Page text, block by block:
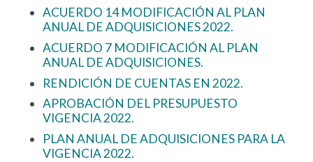
ACUERDO 14 MODIFICACIÓN AL PLAN
ANUAL DE ADQUISICIONES 2022.
ACUERDO 7 MODIFICACIÓN AL PLAN
ANUAL DE ADQUISICIONES.
RENDICIÓN DE CUENTAS EN 2022.
APROBACIÓN DEL PRESUPUESTO
VIGENCIA 2022.
PLAN ANUAL DE ADQUISICIONES PARA LA
VIGENCIA 2022.